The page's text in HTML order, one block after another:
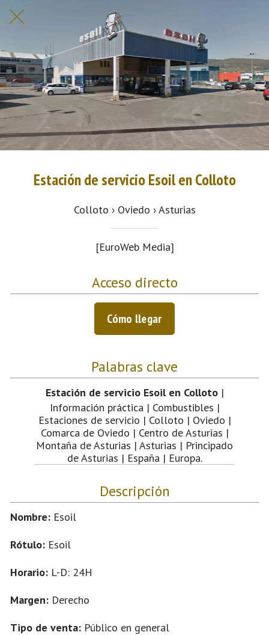
Estación de servicio Esoil en Colloto
Colloto › Oviedo › Asturias
[EuroWeb Media]
Acceso directo
Cómo llegar
Palabras clave
Estación de servicio Esoil en Colloto|
Información práctica | Combustibles |
Estaciones de servicio | Colloto | Oviedo |
Comarca de Oviedo | Centro de Asturias |
Montaña de Asturias | Asturias | Principado
de Asturias | España | Europa.
Descripción
Nombre: Esoil
Rótulo: Esoil
Horario: L-D: 24H
Margen: Derecho
Tipo de venta: Público en general